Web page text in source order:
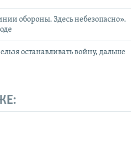
обороны. Здесь небезопасно».
останавливать войну, дальше